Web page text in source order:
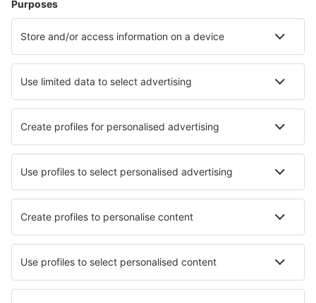
Hotels in Frankrijk - Populaire steden
Hotels in Frejus Hotels in Parijs
Hotels in Sete Hotels in Carcassonne Hotels in Rouen
Beste hotels - steden
Hotels in Pastrana Hotels in Adelsdorf
Hotels in Triptis Hotels in Rødding Hotels in Speyside
Hotels in Rotondella Hotels in Strontian Hotels Pozega